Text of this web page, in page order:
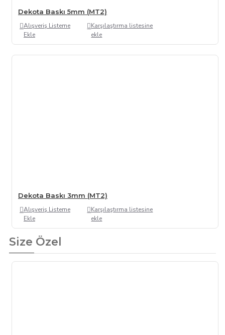
Dekota Baskı 5mm (MT2)
Alışveriş Listeme
Ekle
Karşılaştırma listesine
ekle
Dekota Baskı 3mm (MT2)
Alışveriş Listeme
Ekle
Karşılaştırma listesine
ekle
Size Özel